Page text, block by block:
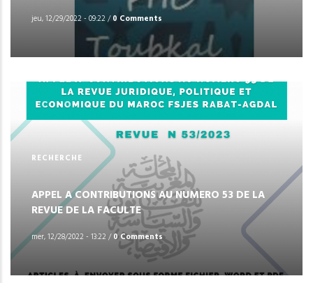
jeu, 12/29/2022 - 09:22/0 Comments
RECHERCHE
APPEL A CONTRIBUTIONS AU NUMERO 53 DE LA
REVUE DE LA FACULTE
mer, 12/28/2022 - 13:22 /0 Comments